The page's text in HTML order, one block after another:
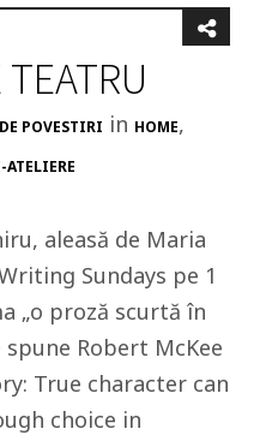
POVESTIRI in HOME,
aleasă de Maria
Sundays pe 1
„o proză scurtă în
Robert McKee
True character can
choice in